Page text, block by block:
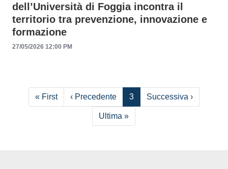
dell’Università di Foggia incontra il
territorio tra prevenzione, innovazione e
formazione
27/05/2026 12:00 PM
Paginazione
« FirstPrima pagina
‹ PrecedentePagina precedente
3 Successiva ›Pagina
Ultima »Ultima pagina